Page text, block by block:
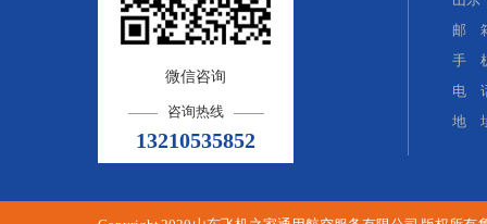
微信咨询
咨询热线
13210535852
邮
手
电
地